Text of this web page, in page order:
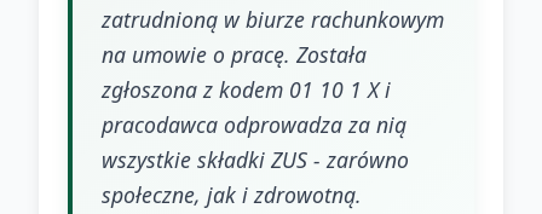
zatrudnioną w biurze rachunkowym
na umowie o pracę. Została
zgłoszona z kodem 01 10 1 X i
pracodawca odprowadza za nią
wszystkie składki ZUS - zarówno
społeczne, jak i zdrowotną.